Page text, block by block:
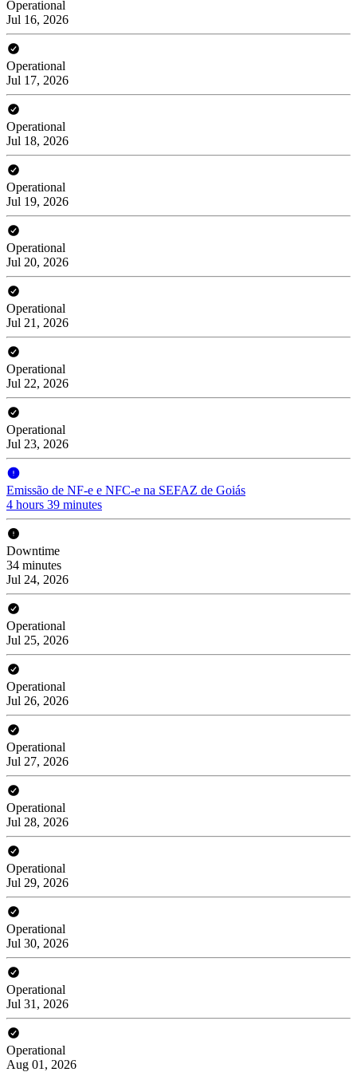
Operational
Jul 16, 2026
Operational
Jul 17, 2026
Operational
Jul 18, 2026
Operational
Jul 19, 2026
Operational
Jul 20, 2026
Operational
Jul 21, 2026
Operational
Jul 22, 2026
Operational
Jul 23, 2026
Emissão de NF-e e NFC-e na SEFAZ de Goiás
4 hours 39 minutes
Downtime
34 minutes
Jul 24, 2026
Operational
Jul 25, 2026
Operational
Jul 26, 2026
Operational
Jul 27, 2026
Operational
Jul 28, 2026
Operational
Jul 29, 2026
Operational
Jul 30, 2026
Operational
Jul 31, 2026
Operational
Aug 01, 2026